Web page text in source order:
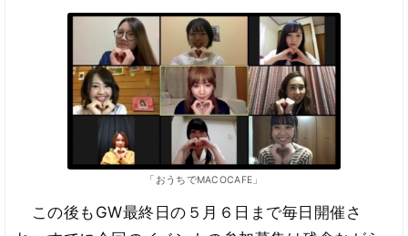
「おうちでMACOCAFE」
この後もGW最終日の５月６日まで毎日開催さ